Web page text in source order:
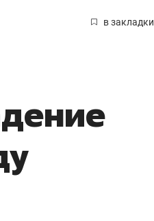
в закладки